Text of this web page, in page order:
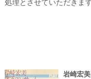
処理とさせていただきま
岩崎宏